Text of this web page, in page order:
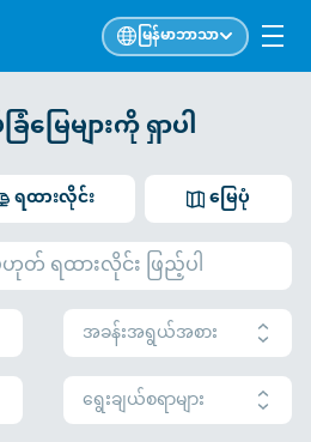
မြန်မာဘာသာ
မြေများကို ရှာပါ
မြေပုံ
ရထားလိုင်း
အခန်းအရွယ်အစား
ရွေးချယ်စရာများ